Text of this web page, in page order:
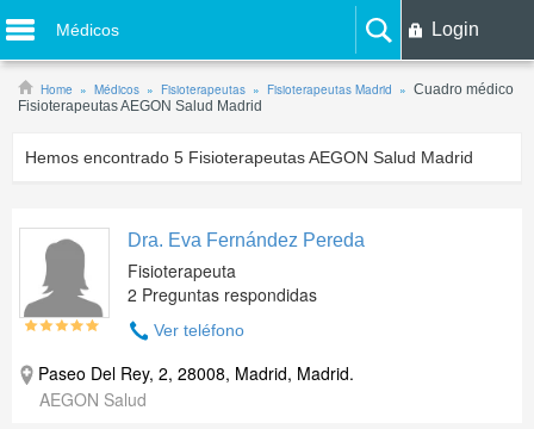
Médicos Login
Home Médicos Fisioterapeutas Fisioterapeutas Madrid
Cuadro médico
Fisioterapeutas AEGON Salud Madrid
Hemos encontrado 5 Fisioterapeutas AEGON Salud Madrid
Dra. Eva Fernández Pereda
Fisioterapeuta
2 Preguntas respondidas
Ver teléfono
Paseo Del Rey, 2, 28008, Madrid, Madrid.
AEGON Salud